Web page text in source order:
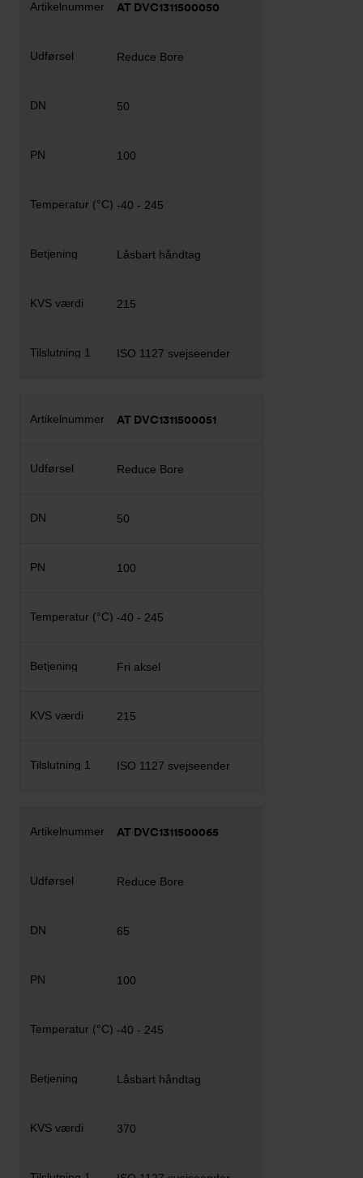
AT DVC1311500050
Reduce Bore
50
100
-40 - 245
Låsbart håndtag
215
ISO 1127 svejseender
AT DVC1311500051
Reduce Bore
50
100
-40 - 245
Fri aksel
215
ISO 1127 svejseender
AT DVC1311500065
Reduce Bore
65
100
-40 - 245
Låsbart håndtag
370